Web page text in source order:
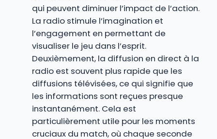
qui peuvent diminuer l’impact de l’action.
La radio stimule l’imagination et
l’engagement en permettant de
visualiser le jeu dans l’esprit.
Deuxièmement, la diffusion en direct à la
radio est souvent plus rapide que les
diffusions télévisées, ce qui signifie que
les informations sont reçues presque
instantanément. Cela est
particulièrement utile pour les moments
cruciaux du match, où chaque seconde